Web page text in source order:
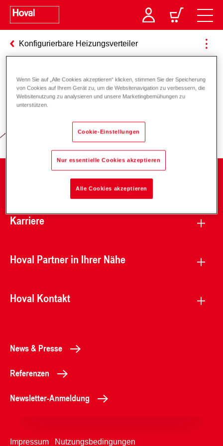
Konfigurierbare Heizungsverteiler
Verantwortung für Energie und
Karriere
Hoval Partner in Ihrer Nähe
Hoval Kontakt
News & Presse
Referenzen
Newsletter-Anmeldung
Impressum Nutzungsbedingungen
Wenn Sie auf „Alle Cookies akzeptieren“ klicken, stimmen Sie der Speicherung
von Cookies auf Ihrem Gerät zu, um die Websitenavigation zu verbessern, die
Websitenutzung zu analysieren und unsere Marketingbemühungen zu
unterstützen.
Cookie-Einstellungen
Nur essentielle Cookies akzeptieren
Alle Cookies akzeptieren